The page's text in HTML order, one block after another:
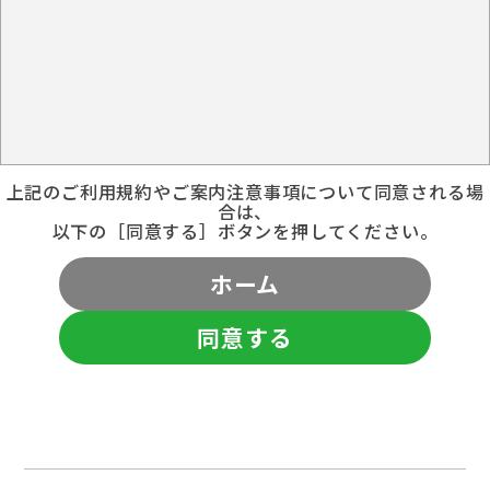
上記のご利用規約やご案内注意事項について同意される場
合は、
以下の［同意する］ボタンを押してください。
ホーム
同意する